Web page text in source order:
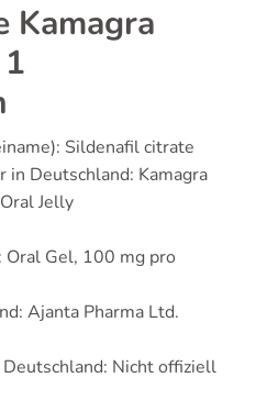
Kamagra
Sildenafil citrate
in Deutschland: Kamagra
Jelly
Oral Gel, 100 mg pro
Ajanta Pharma Ltd.
Nicht offiziell